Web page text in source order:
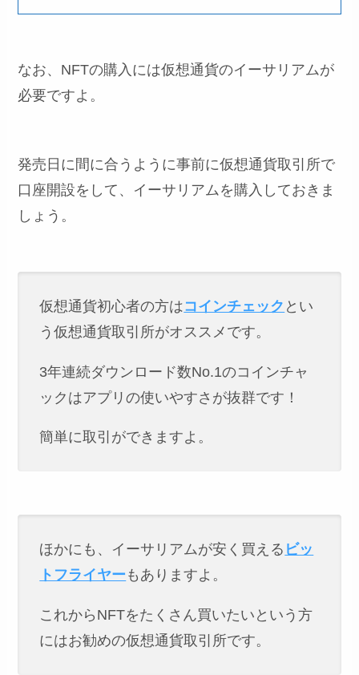
なお、NFTの購入には仮想通貨のイーサリアムが
必要ですよ。
発売日に間に合うように事前に仮想通貨取引所で
口座開設をして、イーサリアムを購入しておきま
しょう。
仮想通貨初心者の方はコインチェック とい
う仮想通貨取引所がオススメです。
3年連続ダウンロード数No.1のコインチャ
ックはアプリの使いやすさが抜群です！
簡単に取引ができますよ。
ほかにも、イーサリアムが安く買える ビッ
トフライヤー もありますよ。
これからNFTをたくさん買いたいという方
にはお勧めの仮想通貨取引所です。